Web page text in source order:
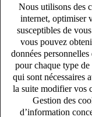
Nous utilisons des
internet, optimiser
susceptibles de
vous pouvez
données
pour chaque type
qui sont nécessaires
la suite modifier vos
Gestion des
d’information
CDI
40k – 50k €
Urmatt, Bas-Rhin
Publié le 08/08/2026
Industrie &